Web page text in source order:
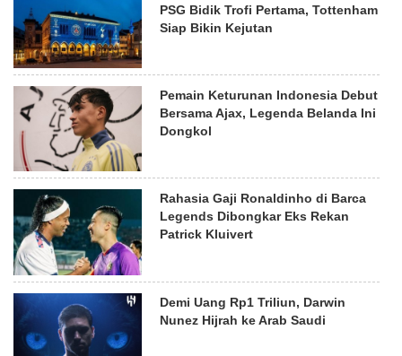
PSG Bidik Trofi Pertama, Tottenham
Siap Bikin Kejutan
Pemain Keturunan Indonesia Debut
Bersama Ajax, Legenda Belanda Ini
Dongkol
Rahasia Gaji Ronaldinho di Barca
Legends Dibongkar Eks Rekan
Patrick Kluivert
Demi Uang Rp1 Triliun, Darwin
Nunez Hijrah ke Arab Saudi